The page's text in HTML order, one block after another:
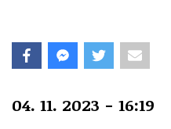
04. 11. 2023 - 16:19